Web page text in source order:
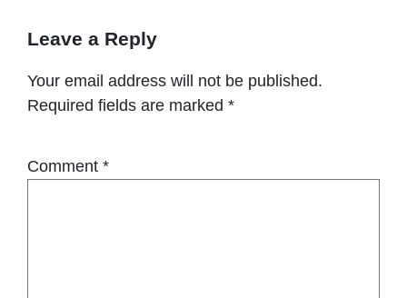
Leave a Reply
Your email address will not be published.
Required fields are marked *
Comment *